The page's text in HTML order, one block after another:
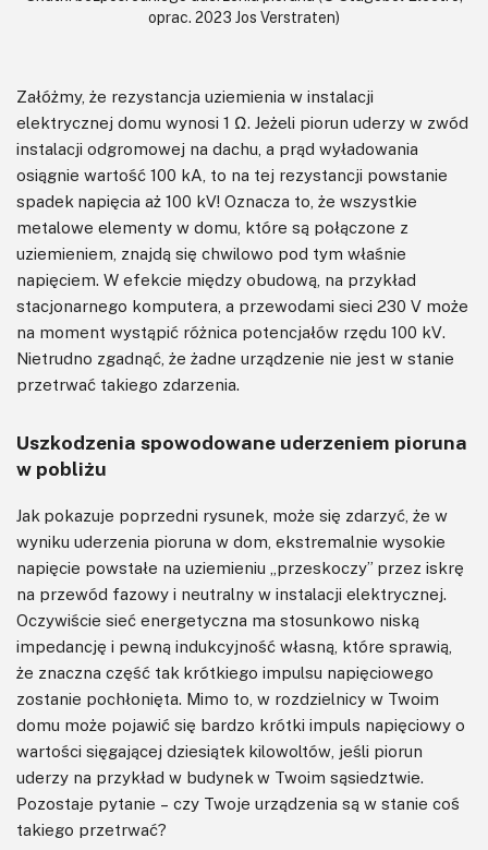
oprac. 2023 Jos Verstraten)
Załóżmy, że rezystancja uziemienia w instalacji
elektrycznej domu wynosi 1 Ω. Jeżeli piorun uderzy w zwód
instalacji odgromowej na dachu, a prąd wyładowania
osiągnie wartość 100 kA, to na tej rezystancji powstanie
spadek napięcia aż 100 kV! Oznacza to, że wszystkie
metalowe elementy w domu, które są połączone z
uziemieniem, znajdą się chwilowo pod tym właśnie
napięciem. W efekcie między obudową, na przykład
stacjonarnego komputera, a przewodami sieci 230 V może
na moment wystąpić różnica potencjałów rzędu 100 kV.
Nietrudno zgadnąć, że żadne urządzenie nie jest w stanie
przetrwać takiego zdarzenia.
Uszkodzenia spowodowane uderzeniem pioruna
w pobliżu
Jak pokazuje poprzedni rysunek, może się zdarzyć, że w
wyniku uderzenia pioruna w dom, ekstremalnie wysokie
napięcie powstałe na uziemieniu „przeskoczy” przez iskrę
na przewód fazowy i neutralny w instalacji elektrycznej.
Oczywiście sieć energetyczna ma stosunkowo niską
impedancję i pewną indukcyjność własną, które sprawią,
że znaczna część tak krótkiego impulsu napięciowego
zostanie pochłonięta. Mimo to, w rozdzielnicy w Twoim
domu może pojawić się bardzo krótki impuls napięciowy o
wartości sięgającej dziesiątek kilowoltów, jeśli piorun
uderzy na przykład w budynek w Twoim sąsiedztwie.
Pozostaje pytanie – czy Twoje urządzenia są w stanie coś
takiego przetrwać?